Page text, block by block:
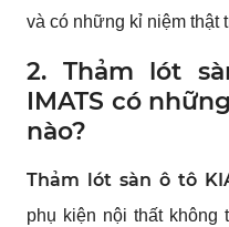
và có những kỉ niệm thật
2. Thảm lót
IMATS có
nào?
Thảm lót sàn ô tô
phụ kiện nội thất không